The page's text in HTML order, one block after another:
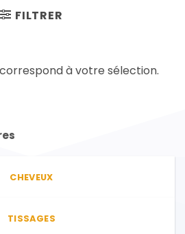
FILTRER
à votre sélection.
CHEVEUX
TISSAGES